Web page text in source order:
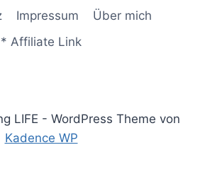
Impressum
Über mich
* Affiliate Link
LIFE - WordPress Theme von
Kadence WP